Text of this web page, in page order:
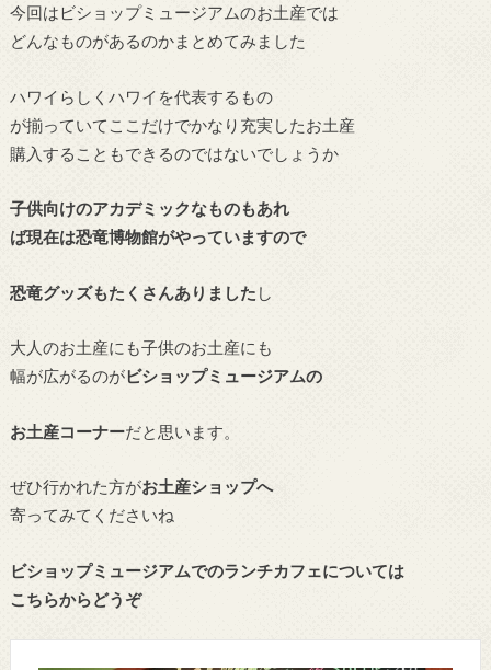
今回はビショップミュージアムのお土産では
どんなものがあるのかまとめてみました
ハワイらしくハワイを代表するもの
が揃っていてここだけでかなり充実したお土産
購入することもできるのではないでしょうか
子供向けのアカデミックなものもあれ
ば現在は恐竜博物館がやっていますので
恐竜グッズもたくさんありました し
大人のお土産にも子供のお土産にも
幅が広がるのがビショップミュージアムの
お土産コーナーだと思います。
ぜひ行かれた方がお土産ショップへ
寄ってみてくださいね
ビショップミュージアムでのランチカフェについては
こちらからどうぞ